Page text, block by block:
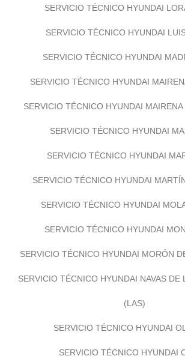
SERVICIO TÉCNICO HYUNDAI
SERVICIO TÉCNICO HYUNDAI
SERVICIO TÉCNICO HYUNDAI
SERVICIO TÉCNICO HYUNDAI
SERVICIO TÉCNICO HYUNDAI
SERVICIO TÉCNICO HYUNDAI
SERVICIO TÉCNICO HYUNDAI
SERVICIO TÉCNICO HYUNDAI
SERVICIO TÉCNICO HYUNDAI
SERVICIO TÉCNICO HYUNDAI
SERVICIO TÉCNICO HYUNDAI MORÓN
SERVICIO TÉCNICO HYUNDAI NAVAS DE
(LAS)
SERVICIO TÉCNICO HYUNDAI
SERVICIO TÉCNICO HYUNDAI